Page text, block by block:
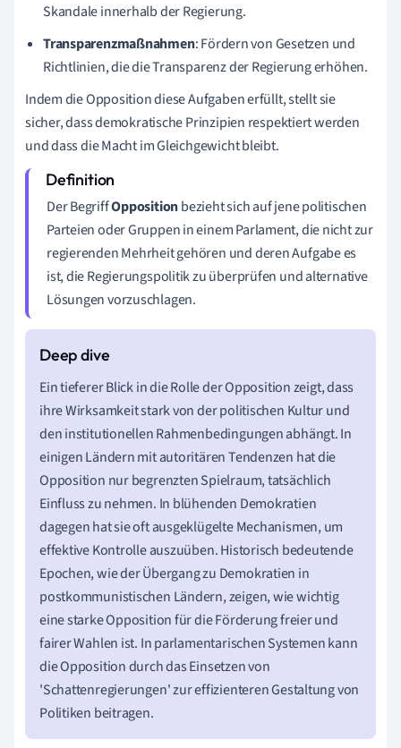
Skandale innerhalb der Regierung.
Transparenzmaßnahmen: Fördern von Gesetzen und
Richtlinien, die die Transparenz der Regierung erhöhen.
Indem die Opposition diese Aufgaben erfüllt, stellt sie
sicher, dass demokratische Prinzipien respektiert werden
und dass die Macht im Gleichgewicht bleibt.
Der BegriffOppositionbezieht sich auf jene politischen
Parteien oder Gruppen in einem Parlament, die nicht zur
regierenden Mehrheit gehören und deren Aufgabe es
ist, die Regierungspolitik zu überprüfen und alternative
Lösungen vorzuschlagen.
Ein tieferer Blick in die Rolle der Opposition zeigt, dass
ihre Wirksamkeit stark von der politischen Kultur und
den institutionellen Rahmenbedingungen abhängt. In
einigen Ländern mit autoritären Tendenzen hat die
Opposition nur begrenzten Spielraum, tatsächlich
Einfluss zu nehmen. In blühenden Demokratien
dagegen hat sie oft ausgeklügelte Mechanismen, um
effektive Kontrolle auszuüben. Historisch bedeutende
Epochen, wie der Übergang zu Demokratien in
postkommunistischen Ländern, zeigen, wie wichtig
eine starke Opposition für die Förderung freier und
fairer Wahlen ist. In parlamentarischen Systemen kann
die Opposition durch das Einsetzen von
'Schattenregierungen' zur effizienteren Gestaltung von
Politiken beitragen.